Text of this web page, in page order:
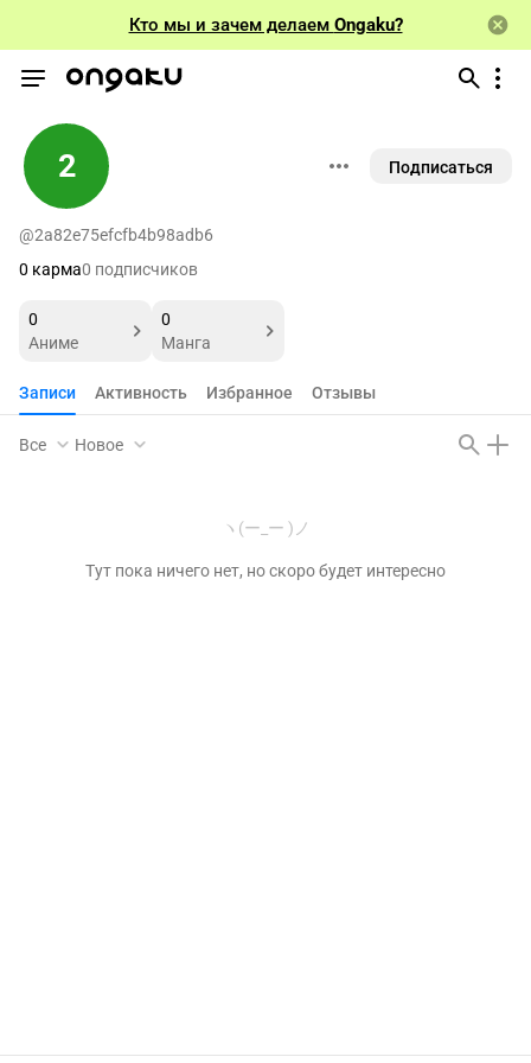
Кто мы и зачем делаем Ongaku?
2 Подписаться
@2a82e75efcfb4b98adb6
0 карма0 подписчиков
0
Аниме
0
Манга
Записи Активность Избранное Отзывы
Все Новое
ヽ(ー_ー )ノ
Тут пока ничего нет, но скоро будет интересно